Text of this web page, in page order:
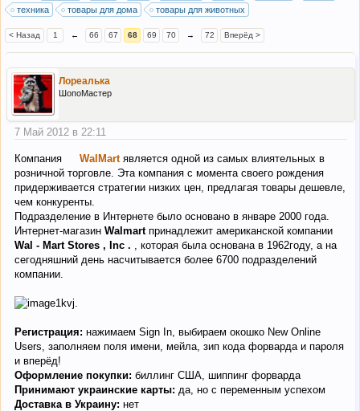
техника
товары для дома товары для животных
< Назад 1 ← 66 67 68 69 70 → 72 Вперёд >
Лореалька
ШопоМастер
7 Май 2012 в 22:11
Компания WalMartявляется одной из самых влиятельных в
розничной торговле. Эта компания с момента своего рождения
придерживается стратегии низких цен, предлагая товары дешевле,
чем конкуренты.
Подразделение в Интернете было основано в январе 2000 года.
Интернет-магазин Walmartпринадлежит американской компании
Wal - Mart Stores , Inc . , которая была основана в 1962году, а на
сегодняшний день насчитывается более 6700 подразделений
компании.
Регистрация: нажимаем Sign In, выбираем окошко New Online
Users, заполняем поля имени, мейла, зип кода форварда и пароля
и вперёд!
Оформление покупки: биллинг США, шиппинг форварда
Принимают украинские карты: да, но с переменным успехом
Доставка в Украину: нет